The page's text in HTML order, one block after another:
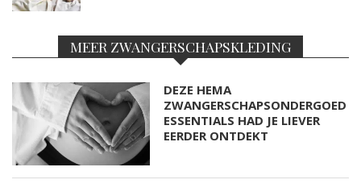
MEER ZWANGERSCHAPSKLEDING
DEZE HEMA
ZWANGERSCHAPSONDERGOED
ESSENTIALS HAD JE LIEVER
EERDER ONTDEKT